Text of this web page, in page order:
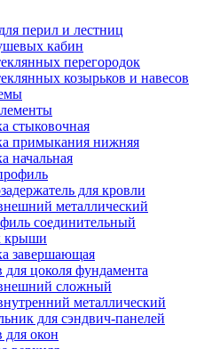
перил и лестниц
кабин
перегородок
козырьков и навесов
стыковочная
примыкания нижняя
начальная
для кровли
металлический
соединительный
крыши
завершающая
для цоколя фундамента
сложный
металлический
для сэндвич-панелей
для окон